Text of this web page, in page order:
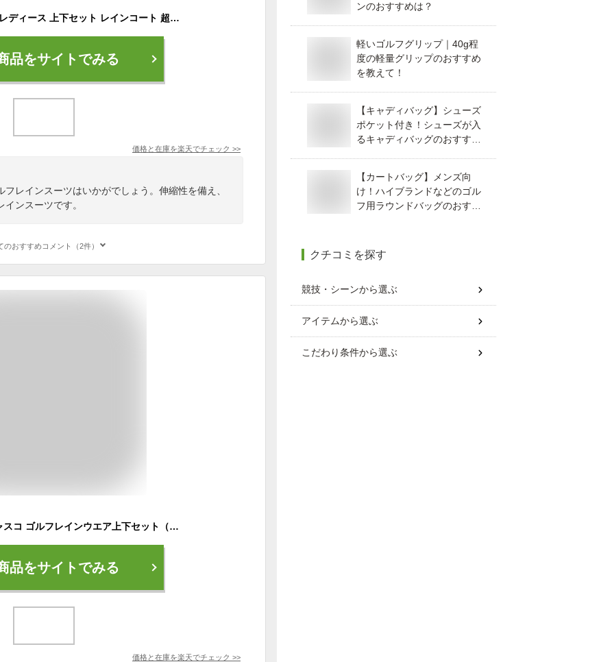
ゴルフ レインスーツ レディース 上下セット レインコート 超軽量 ストレッチ LEG-201 カッパ 合羽 雨 豪雨 耐水 防水 透湿 コンパーチブル 高機能 人気 ジャケット 【サイズ交換1回無料】
品をサイトでみる
価格と在庫を楽天でチェック >>
レインスーツはいかがでしょう。伸縮性を備え、
ンスーツです。
のおすすめコメント（2件）
【M～4Lサイズ】キャスコ ゴルフレインウエア上下セット（収納ポーチ付き） ARW-007 M/L/LL/3L/4L★軽量 ★ソフトタッチ ★消音★耐久撥水 ★着脱スリーブ 男女兼用 カッパ 雨具 長袖 半そで 裾アジャスター キューダス大きいサイズ ビッグサイズ対応
品をサイトでみる
価格と在庫を楽天でチェック >>
ンのおすすめは？
軽いゴルフグリップ｜40g程
度の軽量グリップのおすすめ
を教えて！
【キャディバッグ】シューズ
ポケット付き！シューズが入
るキャディバッグのおすすめ
【カートバッグ】メンズ向
け！ハイブランドなどのゴル
フ用ラウンドバッグのおすす
クチコミを探す
競技・シーンから選ぶ
アイテムから選ぶ
こだわり条件から選ぶ